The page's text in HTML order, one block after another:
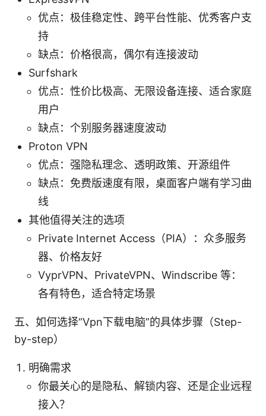
优点：极佳稳定性、跨平台性能、优秀客户支
持
缺点：价格很高，偶尔有连接波动
Surfshark
优点：性价比极高、无限设备连接、适合家庭
用户
缺点：个别服务器速度波动
Proton VPN
优点：强隐私理念、透明政策、开源组件
缺点：免费版速度有限，桌面客户端有学习曲
线
其他值得关注的选项
Private Internet Access（PIA）：众多服务
器、价格友好
VyprVPN、PrivateVPN、Windscribe 等：
各有特色，适合特定场景
五、如何选择“Vpn下载电脑”的具体步骤（Step-
by-step）
明确需求
你最关心的是隐私、解锁内容、还是企业远程
接入？